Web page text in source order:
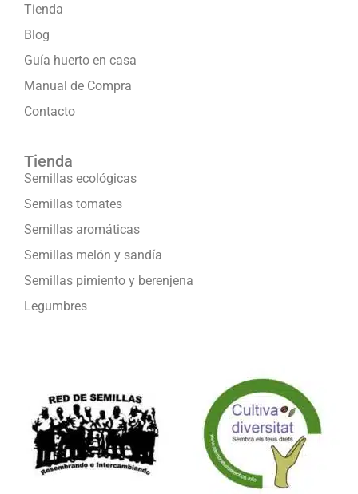
Tienda
Blog
Guía huerto en casa
Manual de Compra
Contacto
Tienda
Semillas ecológicas
Semillas tomates
Semillas aromáticas
Semillas melón y sandía
Semillas pimiento y berenjena
Legumbres